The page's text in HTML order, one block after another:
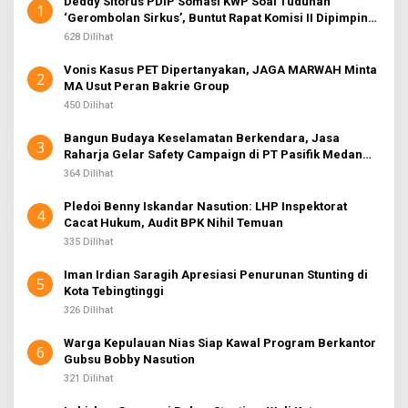
1
‘Gerombolan Sirkus’, Buntut Rapat Komisi II Dipimpin
Sufmi Dasco Ahmad
628 Dilihat
2
Vonis Kasus PET Dipertanyakan, JAGA MARWAH Minta
MA Usut Peran Bakrie Group
450 Dilihat
3
Bangun Budaya Keselamatan Berkendara, Jasa
Raharja Gelar Safety Campaign di PT Pasifik Medan
Industri
364 Dilihat
4
Pledoi Benny Iskandar Nasution: LHP Inspektorat
Cacat Hukum, Audit BPK Nihil Temuan
335 Dilihat
5
Iman Irdian Saragih Apresiasi Penurunan Stunting di
Kota Tebingtinggi
326 Dilihat
6
Warga Kepulauan Nias Siap Kawal Program Berkantor
Gubsu Bobby Nasution
321 Dilihat